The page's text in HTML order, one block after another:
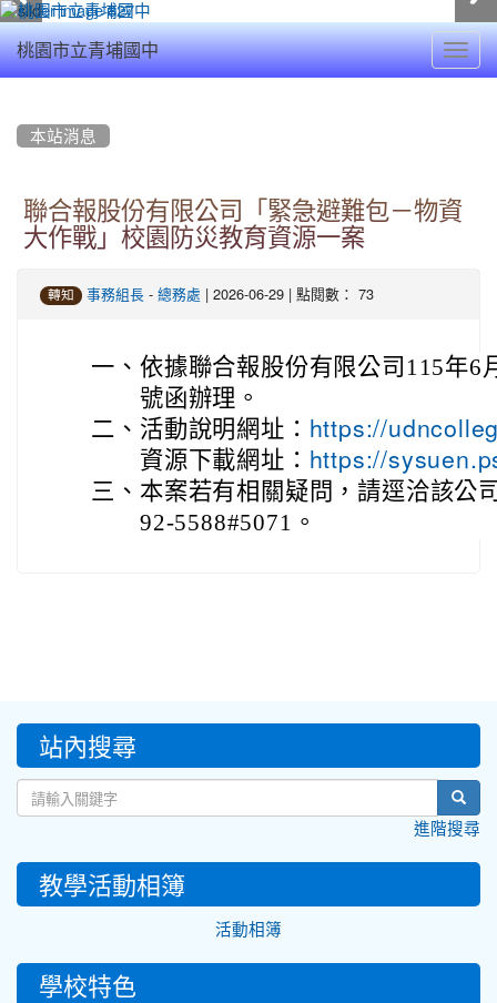
桃園市立青埔國中
本站消息
聯合報股份有限公司「緊急避難包－物資
大作戰」校園防災教育資源一案
轉知 事務組長 - 總務處 | 2026-06-29 | 點閱數： 73
一、 依據聯合報股份有限公司115年6
號函辦理。
二、 活動說明網址： https://
資源下載網址： https://
三、 本案若有相關疑問，請逕洽該公
92-5588#5071。
::: 站內搜尋
進階搜尋
教學活動相簿
活動相簿
學校特色